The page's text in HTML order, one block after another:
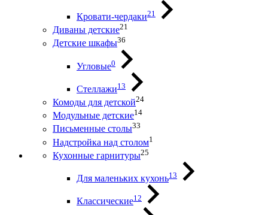
Кровати-чердаки21
Диваны детские21
Детские шкафы36
Угловые0
Стеллажи13
Комоды для детской24
Модульные детские14
Письменные столы33
Надстройка над столом1
Кухонные гарнитуры25
Для маленьких кухонь13
Классические12